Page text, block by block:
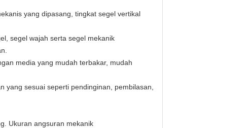
yang dipasang, tingkat segel vertikal
segel wajah serta segel mekanik
media yang mudah terbakar, mudah
yang sesuai seperti pendinginan, pembilasan,
Ukuran angsuran mekanik